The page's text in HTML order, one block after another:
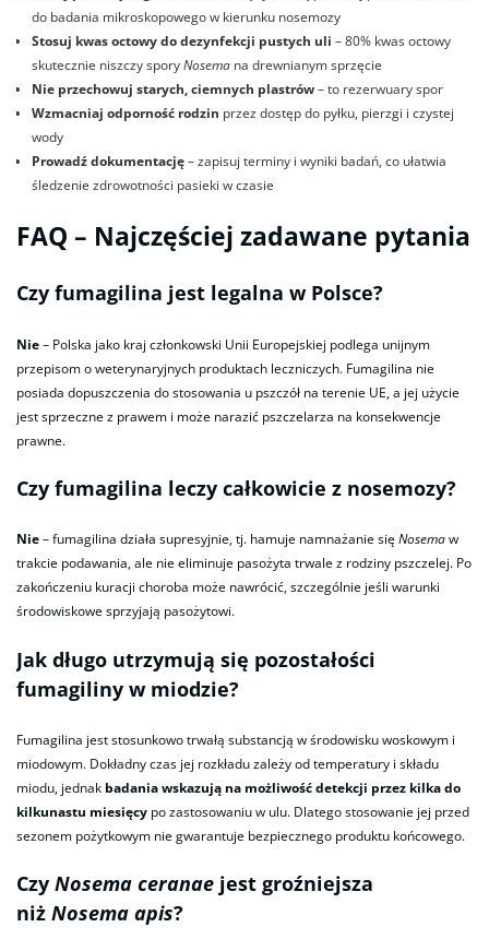
do badania mikroskopowego w kierunku nosemozy
Stosuj kwas octowy do dezynfekcji pustych uli – 80% kwas octowy
skutecznie niszczy sporyNosemana drewnianym sprzęcie
Nie przechowuj starych, ciemnych plastrów– to rezerwuary spor
Wzmacniaj odporność rodzin przez dostęp do pyłku, pierzgi i czystej
wody
Prowadź dokumentację– zapisuj terminy i wyniki badań, co ułatwia
śledzenie zdrowotności pasieki w czasie
FAQ – Najczęściej zadawane pytania
Czy fumagilina jest legalna w Polsce?
Nie– Polska jako kraj członkowski Unii Europejskiej podlega unijnym
przepisom o weterynaryjnych produktach leczniczych. Fumagilina nie
posiada dopuszczenia do stosowania u pszczół na terenie UE, a jej użycie
jest sprzeczne z prawem i może narazić pszczelarza na konsekwencje
prawne.
Czy fumagilina leczy całkowicie z nosemozy?
Nie– fumagilina działa supresyjnie, tj. hamuje namnażanie sięNosemaw
trakcie podawania, ale nie eliminuje pasożyta trwale z rodziny pszczelej. Po
zakończeniu kuracji choroba może nawrócić, szczególnie jeśli warunki
środowiskowe sprzyjają pasożytowi.
Jak długo utrzymują się pozostałości
fumagiliny w miodzie?
Fumagilina jest stosunkowo trwałą substancją w środowisku woskowym i
miodowym. Dokładny czas jej rozkładu zależy od temperatury i składu
miodu, jednak badania wskazują na możliwość detekcji przez kilka do
kilkunastu miesięcy po zastosowaniu w ulu. Dlatego stosowanie jej przed
sezonem pożytkowym nie gwarantuje bezpiecznego produktu końcowego.
Czy Nosema ceranae jest groźniejsza
niż Nosema apis?